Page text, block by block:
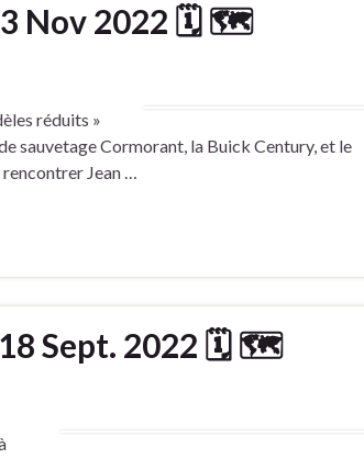
Nov 2022 🗓 🗺
réduits »
sauvetage Cormorant, la Buick Century, et le
rencontrer Jean …
18 Sept. 2022 🗓 🗺